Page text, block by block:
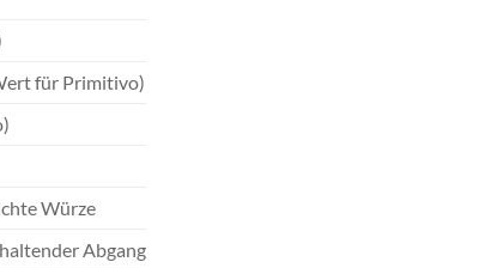
für Primitivo)
Würze
Abgang